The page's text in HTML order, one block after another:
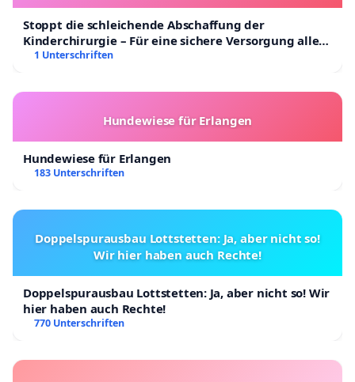
Stoppt die schleichende Abschaffung der
Kinderchirurgie – Für eine sichere Versorgung aller
Kinder in Deutschland
1 Unterschriften
Hundewiese für Erlangen
Hundewiese für Erlangen
183 Unterschriften
Doppelspurausbau Lottstetten: Ja, aber nicht so!
Wir hier haben auch Rechte!
Doppelspurausbau Lottstetten: Ja, aber nicht so! Wir
hier haben auch Rechte!
770 Unterschriften